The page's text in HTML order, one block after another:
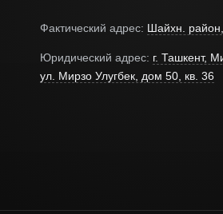
Фактический адрес: Шайхн.
Юридический адрес: г. Ташкент,
ул. Мирзо Улугбек, дом 50, кв. 36